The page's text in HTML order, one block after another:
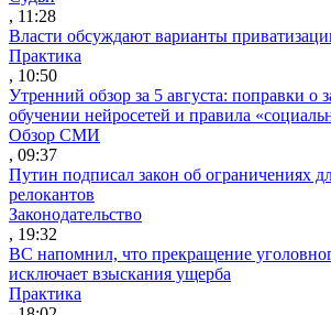
, 11:28
Власти обсуждают варианты
Практика
, 10:50
Утренний обзор за 5 августа: поправки о
обучении нейросетей и правила
Обзор СМИ
, 09:37
Путин подписал закон об ограничениях
релокантов
Законодательство
, 19:32
ВС напомнил, что прекращение
исключает взыскания ущерба
Практика